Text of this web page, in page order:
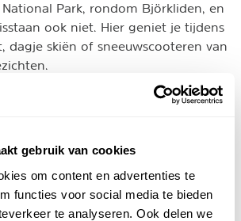
gebruik van cookies
om content en advertenties te
functies voor social media te bieden
te analyseren. Ook delen we
Park, rondom Björkliden, en
ook niet. Hier geniet je tijdens
dagje skiën of sneeuwscooteren van